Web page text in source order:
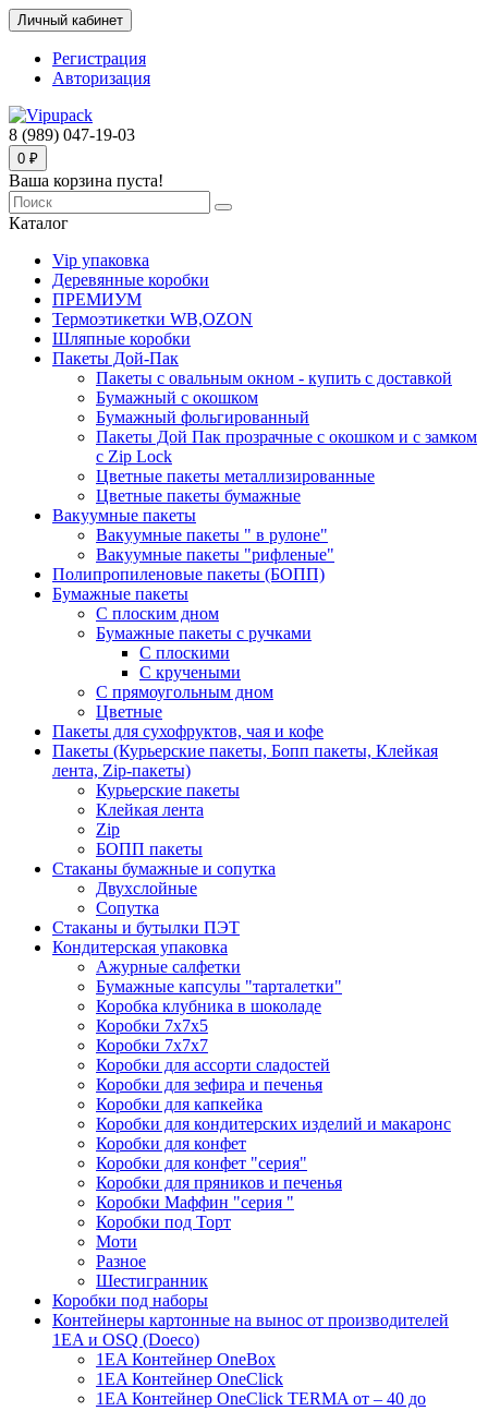
Личный кабинет
Регистрация
Авторизация
8 (989) 047-19-03
0 ₽
Ваша корзина пуста!
Каталог
Vip упаковка
Деревянные коробки
ПРЕМИУМ
Термоэтикетки WB,OZON
Шляпные коробки
Пакеты Дой-Пак
Пакеты с овальным окном - купить с доставкой
Бумажный с окошком
Бумажный фольгированный
Пакеты Дой Пак прозрачные с окошком и с замком
с Zip Lock
Цветные пакеты металлизированные
Цветные пакеты бумажные
Вакуумные пакеты
Вакуумные пакеты " в рулоне"
Вакуумные пакеты "рифленые"
Полипропиленовые пакеты (БОПП)
Бумажные пакеты
С плоским дном
Бумажные пакеты с ручками
С плоскими
С кручеными
С прямоугольным дном
Цветные
Пакеты для сухофруктов, чая и кофе
Пакеты (Курьерские пакеты, Бопп пакеты, Клейкая
лента, Zip-пакеты)
Курьерские пакеты
Клейкая лента
Zip
БОПП пакеты
Стаканы бумажные и сопутка
Двухслойные
Сопутка
Стаканы и бутылки ПЭТ
Кондитерская упаковка
Ажурные салфетки
Бумажные капсулы "тарталетки"
Коробка клубника в шоколаде
Коробки 7х7х5
Коробки 7х7х7
Коробки для ассорти сладостей
Коробки для зефира и печенья
Коробки для капкейка
Коробки для кондитерских изделий и макаронс
Коробки для конфет
Коробки для конфет "серия"
Коробки для пряников и печенья
Коробки Маффин "серия "
Коробки под Торт
Моти
Разное
Шестигранник
Коробки под наборы
Контейнеры картонные на вынос от производителей
1EA и OSQ (Doeco)
1EA Контейнер OneBox
1EA Контейнер OneClick
1EA Контейнер OneClick TERMA от – 40 до